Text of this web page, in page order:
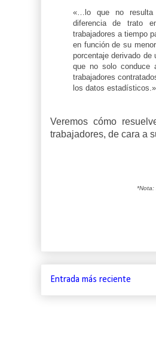
«…lo que no resulta
diferencia de trato
trabajadores a tiempo
en función de su
porcentaje derivado de
que no solo conduce
trabajadores
los datos
Veremos cómo
trabajadores, de cara a
*Nota:
Entrada más reciente